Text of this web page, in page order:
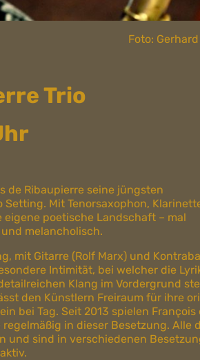
Foto:
Trio
de Ribaupierre seine jüngsten
Mit Tenorsaxophon,
poetische Landschaft – mal
melancholisch.
mit Gitarre (Rolf Marx) und
Intimität, bei welcher die
Klang im Vordergrund
den Künstlern Freiraum für ihre
bei Tag. Seit 2013 spielen François
in dieser Besetzung. Alle
und sind in verschiedenen